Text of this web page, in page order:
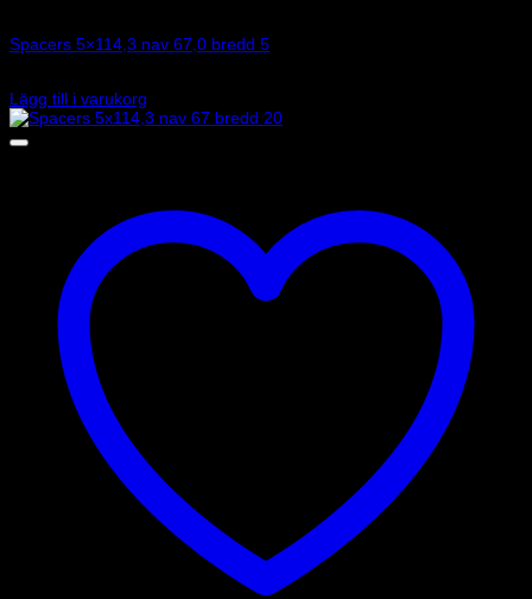
Spacers 5×114,3 nav 67,0 bredd 5
Lägg till i varukorg